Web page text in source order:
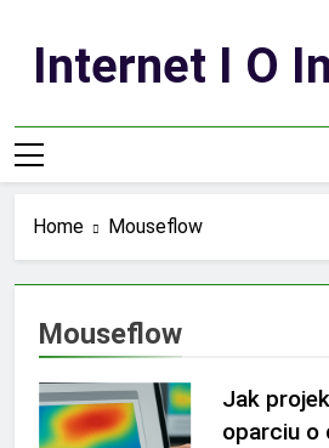
contentInternet I O
Home Mouseflow
Mouseflow
Jak
oparciu o